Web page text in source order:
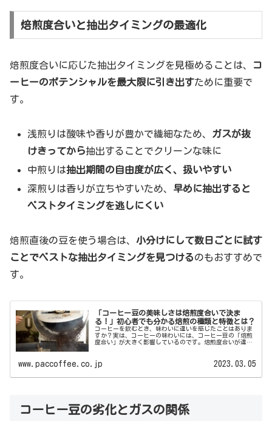
焙煎度合いと抽出タイミングの最適化
焙煎度合いに応じた抽出タイミングを見極めることは、
コ
ーヒーのポテンシャルを最大限に引き出すために重要で
す。
浅煎りは酸味や香りが豊かで繊細なため、 ガスが抜
けきってから抽出することでクリーンな味に
中煎りは抽出期間の自由度が広く、扱いやすい
深煎りは香りが立ちやすいため、 早めに抽出すると
ベストタイミングを逃しにくい
焙煎直後の豆を使う場合は、 小分けにして数日ごとに試す
ことでベストな抽出タイミングを見つけるのもおすすめで
す。
「コーヒー豆の美味しさは焙煎度合いで決ま
る！」初心者でも分かる焙煎の種類と特徴とは？
コーヒーを飲むとき、味わいに違いを感じたことはありま
すか？実は、コーヒーの味わいには、コーヒー豆の「焙煎
度合い」が大きく影響しているのです。焙煎度合いが違う
www.paccoffee.co.jp 2023.03.05
コーヒー豆の劣化とガスの関係